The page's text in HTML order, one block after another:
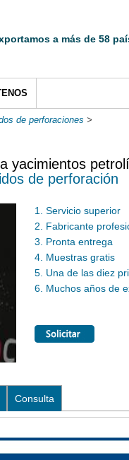
a más de 58
de perforaciones >
yacimientos
de perforación
1. Servicio superior
2. Fabricante
3. Pronta entrega
4. Muestras gratis
5. Una de las diez
6. Muchos años de
Consulta